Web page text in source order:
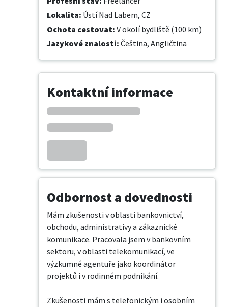
Lokalita: Ústí Nad Labem, CZ
Ochota cestovat: V okolí bydliště (100 km)
Jazykové znalosti: Čeština, Angličtina
Kontaktní informace
Odbornost a dovednosti
Mám zkušenosti v oblasti bankovnictví,
obchodu, administrativy a zákaznické
komunikace. Pracovala jsem v bankovním
sektoru, v oblasti telekomunikací, ve
výzkumné agentuře jako koordinátor
projektů i v rodinném podnikání.
Zkušenosti mám s telefonickým i osobním